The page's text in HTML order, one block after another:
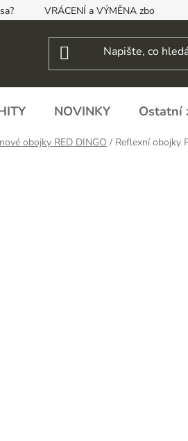
VRÁCENÍ a VÝMĚNA zboží,
NOVINKY Ostatní
obojky RED DINGO / Reflexní obojky